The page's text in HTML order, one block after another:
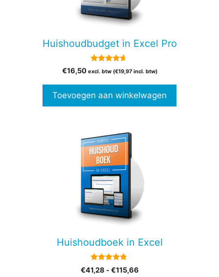
Huishoudbudget in Excel Pro
4.50
van 5
€16,50 excl. btw (€19,97incl. btw)
Toevoegen aan winkelwagen
Huishoudboek in Excel
4.65
van 5
€41,28 - €115,66Prijsklasse: